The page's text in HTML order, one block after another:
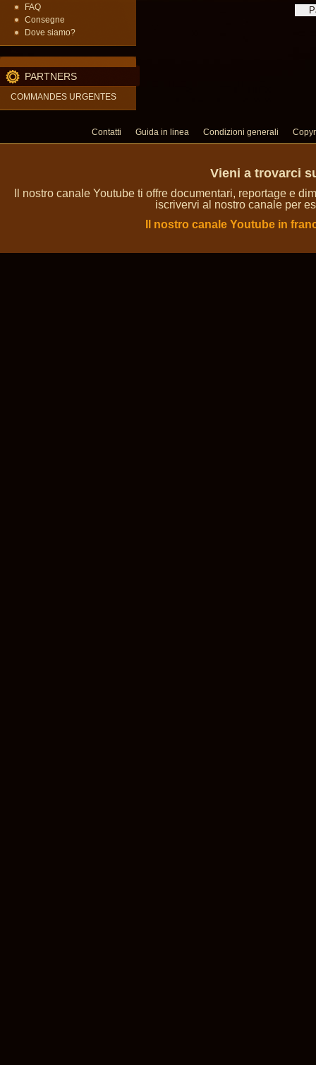
FAQ
Consegne
Dove siamo?
PARTNERS
COMMANDES URGENTES
Contatti Guida in linea Condizioni generali
Vieni a trovarci
Il nostro canale Youtube ti offre documentari, reportage e
iscrivervi al nostro canale per
Il nostro canale Youtube in